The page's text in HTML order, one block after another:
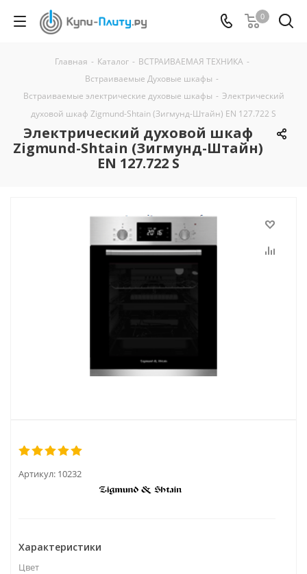
0
Главная - Каталог - ВСТРАИВАЕМАЯ ТЕХНИКА -
Встраиваемые Духовые шкафы -
Встраиваемые электрические духовые шкафы - Электрический
духовой шкаф Zigmund-Shtain (Зигмунд-Штайн) EN 127.722 S
Электрический духовой шкаф
Zigmund-Shtain (Зигмунд-Штайн)
EN 127.722 S
Артикул: 10232
Характеристики
Цвет